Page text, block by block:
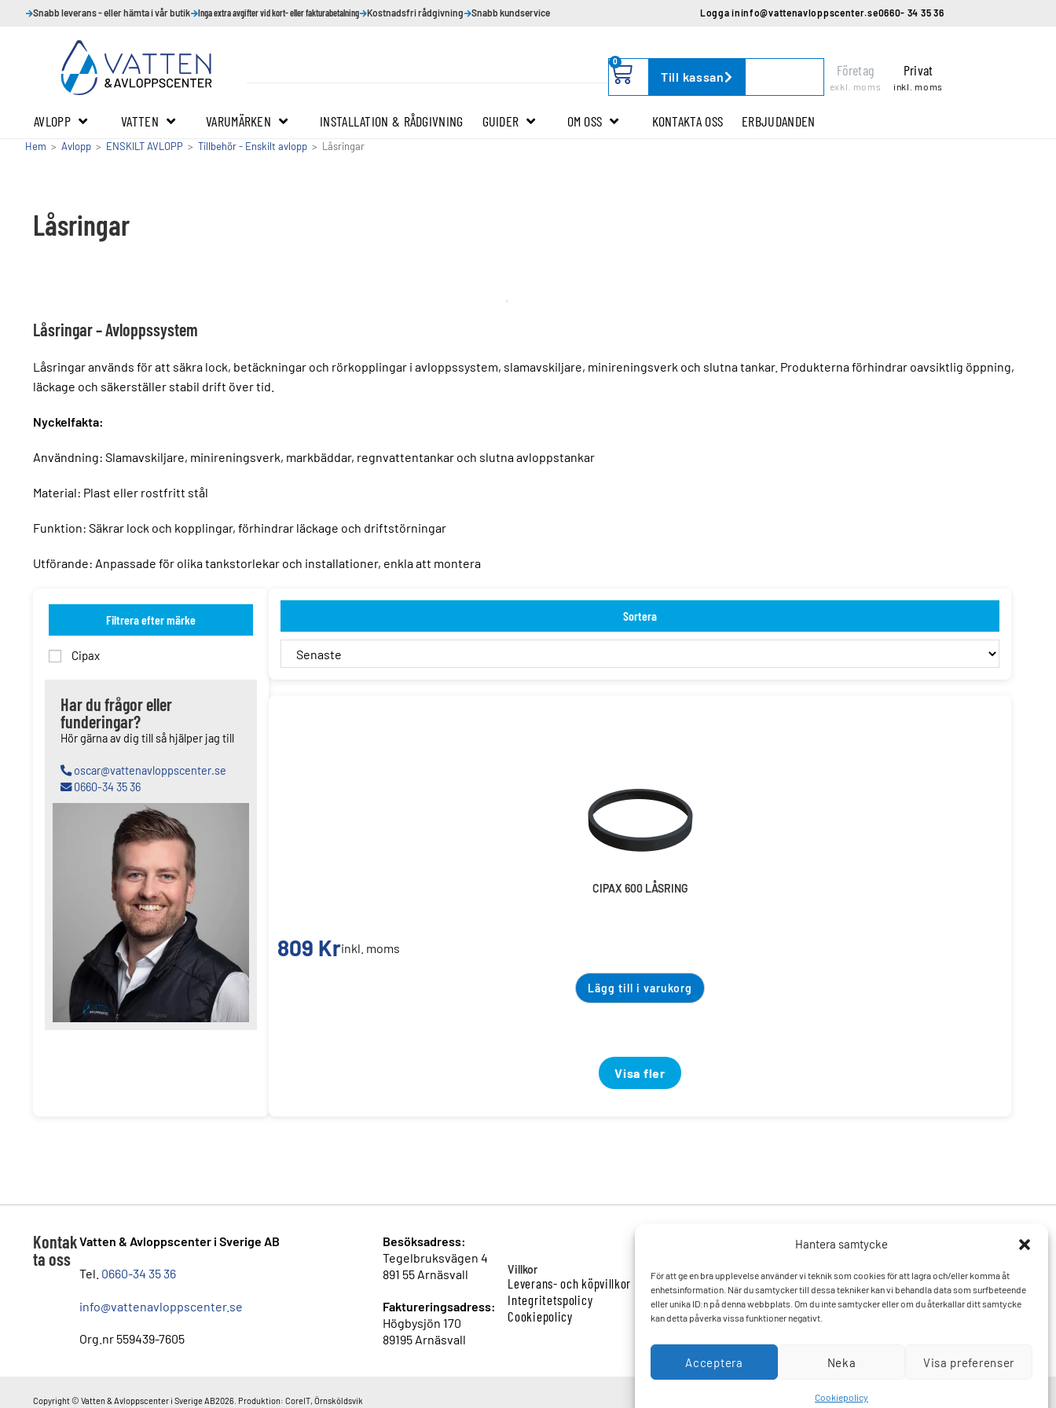
Hantera samtycke
För att ge en bra upplevelse använder vi teknik som cookies för att lagra och/eller komma åt
enhetsinformation. När du samtycker till dessa tekniker kan vi behandla data som surfbeteende
eller unika ID:n på denna webbplats. Om du inte samtycker eller om du återkallar ditt samtycke
kan detta påverka vissa funktioner negativt.
Acceptera Neka Visa preferenser
Cookiepolicy
Snabb leverans - eller hämta i vår butik Inga extra avgifter vid kort- eller fakturabetalning Kostnadsfri rådgivning Snabb kundservice Logga ininfo@vattenavloppscenter.se0660- 34 35 36
0
Till kassan Företag
exkl. moms
Privat
inkl. moms
AVLOPP VATTEN VARUMÄRKEN INSTALLATION & RÅDGIVNING GUIDER OM OSS KONTAKTA OSS ERBJUDANDEN
Hem > Avlopp > ENSKILT AVLOPP > Tillbehör - Enskilt avlopp > Låsringar
Låsringar
Låsringar – Avloppssystem
Låsringar används för att säkra lock, betäckningar och rörkopplingar i avloppssystem, slamavskiljare, minireningsverk och slutna tankar. Produkterna förhindrar oavsiktlig öppning,
läckage och säkerställer stabil drift över tid.
Nyckelfakta:
Användning: Slamavskiljare, minireningsverk, markbäddar, regnvattentankar och slutna avloppstankar
Material: Plast eller rostfritt stål
Funktion: Säkrar lock och kopplingar, förhindrar läckage och driftstörningar
Utförande: Anpassade för olika tankstorlekar och installationer, enkla att montera
Filtrera efter märke
Cipax
Har du frågor eller
funderingar?
Hör gärna av dig till så hjälper jag till
oscar@vattenavloppscenter.se
0660-34 35 36
Sortera
CIPAX 600 LÅSRING
809 Krinkl. moms
Lägg till i varukorg
Visa fler
Kontak
ta oss
Vatten & Avloppscenter i Sverige AB
Tel. 0660-34 35 36
info@vattenavloppscenter.se
Org.nr 559439-7605
Besöksadress:
Tegelbruksvägen 4
891 55 Arnäsvall
Faktureringsadress:
Högbysjön 170
89195 Arnäsvall
Villkor
Leverans- och köpvillkor
Integritetspolicy
Cookiepolicy
Varumärken
Mitt konto
Vanliga frågor och svar
Kontakta oss
Hitta till oss
Copyright © Vatten & Avloppscenter i Sverige AB2026. Produktion: CoreIT, Örnsköldsvik